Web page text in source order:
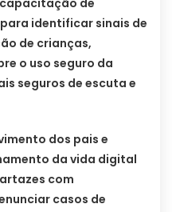
identificar sinais de
de crianças,
o uso seguro da
seguros de escuta e
dos pais e
da vida digital
com
casos de